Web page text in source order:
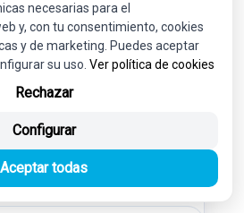
necesarias para el
y, con tu consentimiento, cookies
y de marketing. Puedes aceptar
su uso. Ver política de cookies
Rechazar
Configurar
Aceptar todas